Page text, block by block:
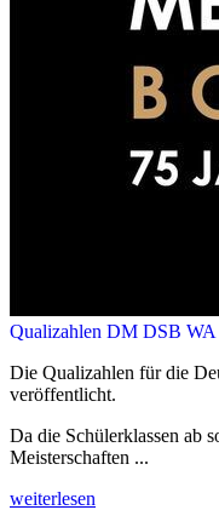
Qualizahlen DM DSB
Die Qualizahlen für die
veröffentlicht.
Da die Schülerklassen ab
Meisterschaften ...
weiterlesen